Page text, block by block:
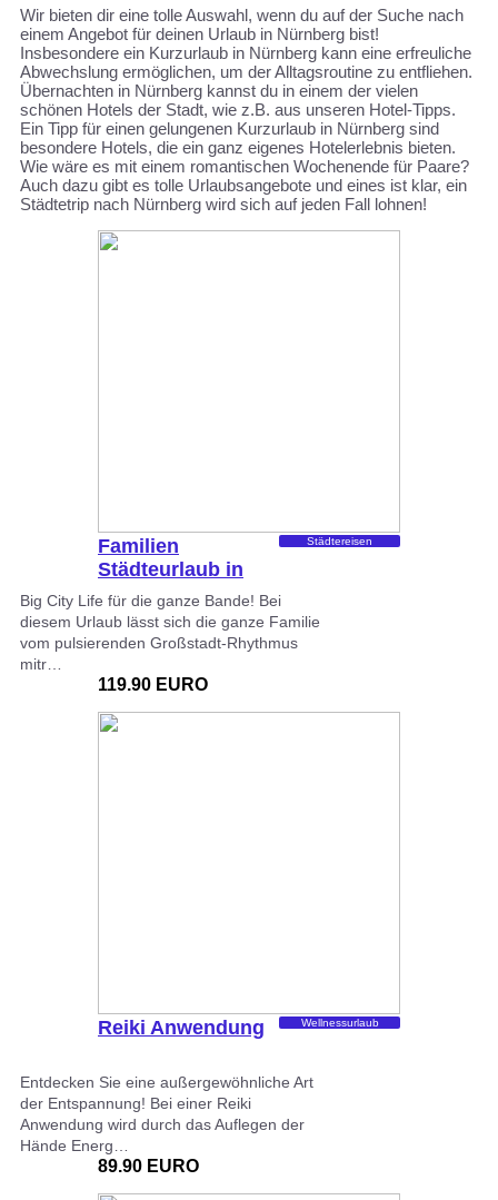
Wir bieten dir eine tolle Auswahl, wenn du auf der Suche nach
einem Angebot für deinen Urlaub in Nürnberg bist!
Insbesondere ein Kurzurlaub in Nürnberg kann eine erfreuliche
Abwechslung ermöglichen, um der Alltagsroutine zu entfliehen.
Übernachten in Nürnberg kannst du in einem der vielen
schönen Hotels der Stadt, wie z.B. aus unseren Hotel-Tipps.
Ein Tipp für einen gelungenen Kurzurlaub in Nürnberg sind
besondere Hotels, die ein ganz eigenes Hotelerlebnis bieten.
Wie wäre es mit einem romantischen Wochenende für Paare?
Auch dazu gibt es tolle Urlaubsangebote und eines ist klar, ein
Städtetrip nach Nürnberg wird sich auf jeden Fall lohnen!
Familien
Städteurlaub in
Europa
Städtereisen
Big City Life für die ganze Bande! Bei
diesem Urlaub lässt sich die ganze Familie
vom pulsierenden Großstadt-Rhythmus
mitr…
119.90 EURO
Reiki Anwendung Wellnessurlaub
Entdecken Sie eine außergewöhnliche Art
der Entspannung! Bei einer Reiki
Anwendung wird durch das Auflegen der
Hände Energ…
89.90 EURO